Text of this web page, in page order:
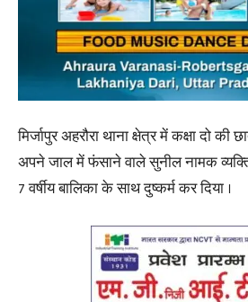
मिर्जापुर अहरौरा थाना क्षेत्र में कक्षा दो
अपने जाल में फंसाने वाले सुनील नामक
7 वर्षीय बालिका के साथ दुष्कर्म कर दिया ।